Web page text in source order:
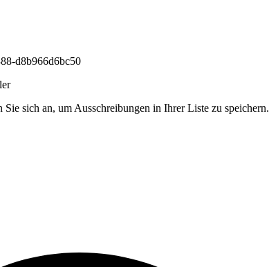
d8b966d6bc50
sich an, um Ausschreibungen in Ihrer Liste zu speichern.